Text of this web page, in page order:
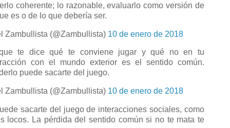
coherente; lo razonable, evaluarlo como versión de
es o de lo que debería ser.
Zambullista (@Zambullista) 10 de enero de 2018
te dice qué te conviene jugar y qué no en tu
con el mundo exterior es el sentido común.
puede sacarte del juego.
Zambullista (@Zambullista) 10 de enero de 2018
sacarte del juego de interacciones sociales, como
locos. La pérdida del sentido común si no te mata te